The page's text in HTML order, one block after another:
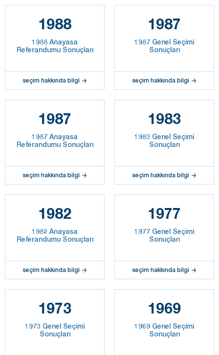
1988
1988 Anayasa
Referandumu Sonuçları
seçim hakkında bilgi
1987
1987 Genel Seçimi
Sonuçları
seçim hakkında bilgi
1987
1987 Anayasa
Referandumu Sonuçları
seçim hakkında bilgi
1983
1983 Genel Seçimi
Sonuçları
seçim hakkında bilgi
1982
1982 Anayasa
Referandumu Sonuçları
seçim hakkında bilgi
1977
1977 Genel Seçimi
Sonuçları
seçim hakkında bilgi
1973
1973 Genel Seçimi
Sonuçları
1969
1969 Genel Seçimi
Sonuçları